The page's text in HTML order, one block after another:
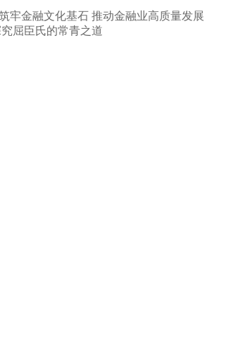
牢金融文化基石 推动金融业高质量发展
屈臣氏的常青之道